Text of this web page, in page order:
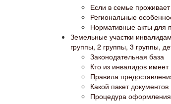
Если в семье
Региональные
Нормативные акты для
Земельные участки
группы, 2 группы, 3 группы,
Законодательная база
Кто из инвалидов
Правила
Какой пакет
Процедура оформления